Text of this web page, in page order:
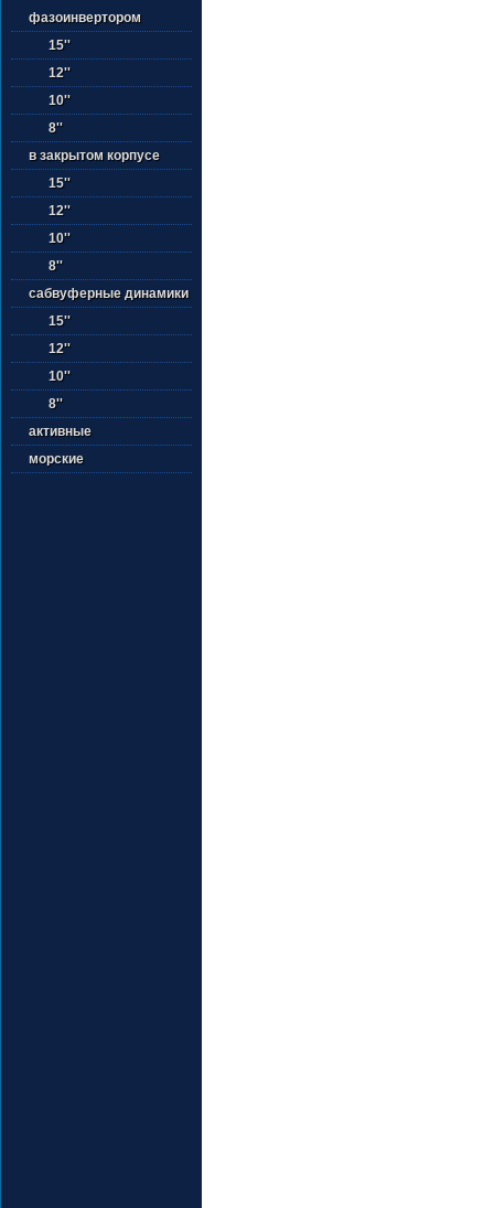
фазоинвертором
15''
12''
10''
8''
в закрытом корпусе
15''
12''
10''
8''
сабвуферные динамики
15''
12''
10''
8''
активные
морские